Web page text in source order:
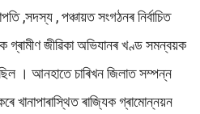
,সদস্য , পঞ্চায়ত সংগঠনৰ নিৰ্বাচিত
গ্ৰামীণ জীৱিকা অভিযানৰ খণ্ড সমন্বয়ক
। আনহাতে চাৰিখন জিলাত সম্পন্ন
খানাপাৰাস্থিত ৰাজ্যিক গ্ৰামোন্নয়ন